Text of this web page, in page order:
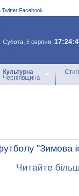
Twitter Facebook
Субота, 8 серпня,
Культурна
Чернігівщина
"Зимова
Читайте